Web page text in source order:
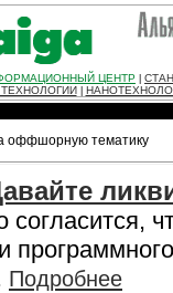
ЦЕНТР
оффшорную тематику
согласится,
Подробнее